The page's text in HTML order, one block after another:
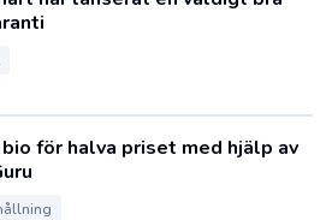
bio för halva priset med hjälp av